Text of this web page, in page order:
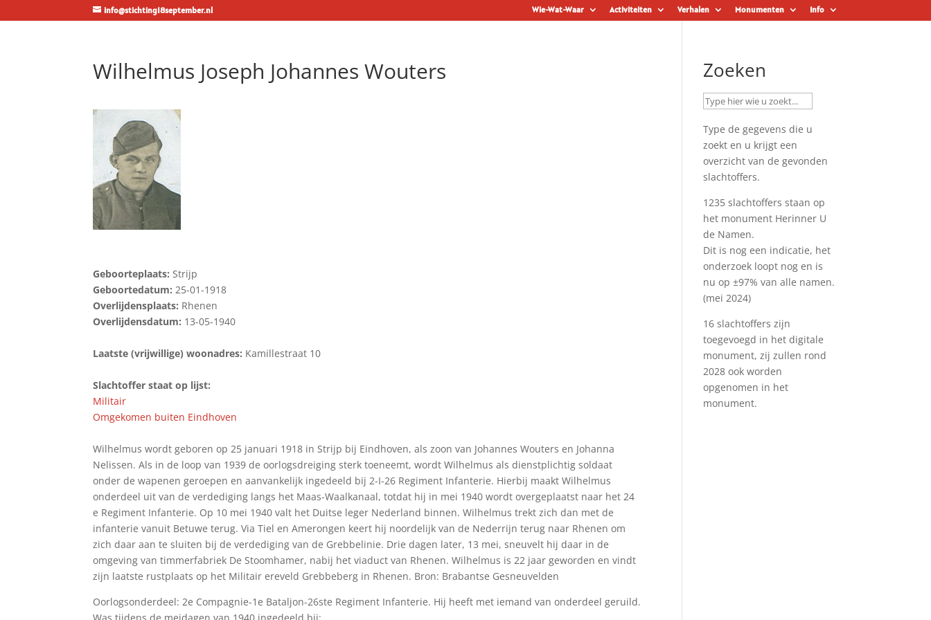
info@stichting18september.nl Wie-Wat-Waar Activiteiten Verhalen Monumenten Info
Wilhelmus Joseph Johannes Wouters
Geboorteplaats:Strijp
Geboortedatum:25-01-1918
Overlijdensplaats: Rhenen
Overlijdensdatum: 13-05-1940
Laatste (vrijwillige) woonadres: Kamillestraat 10
Slachtoffer staat op lijst:
Militair
Omgekomen buiten Eindhoven
Wilhelmus wordt geboren op 25 januari 1918 in Strijp bij Eindhoven, als zoon van Johannes Wouters en Johanna
Nelissen. Als in de loop van 1939 de oorlogsdreiging sterk toeneemt, wordt Wilhelmus als dienstplichtig soldaat
onder de wapenen geroepen en aanvankelijk ingedeeld bij 2-I-26 Regiment Infanterie. Hierbij maakt Wilhelmus
onderdeel uit van de verdediging langs het Maas-Waalkanaal, totdat hij in mei 1940 wordt overgeplaatst naar het 24
e Regiment Infanterie. Op 10 mei 1940 valt het Duitse leger Nederland binnen. Wilhelmus trekt zich dan met de
infanterie vanuit Betuwe terug. Via Tiel en Amerongen keert hij noordelijk van de Nederrijn terug naar Rhenen om
zich daar aan te sluiten bij de verdediging van de Grebbelinie. Drie dagen later, 13 mei, sneuvelt hij daar in de
omgeving van timmerfabriek De Stoomhamer, nabij het viaduct van Rhenen. Wilhelmus is 22 jaar geworden en vindt
zijn laatste rustplaats op het Militair ereveld Grebbeberg in Rhenen. Bron: Brabantse Gesneuvelden
Oorlogsonderdeel: 2e Compagnie-1e Bataljon-26ste Regiment Infanterie. Hij heeft met iemand van onderdeel geruild.
Zoeken
Type de gegevens die u
zoekt en u krijgt een
overzicht van de gevonden
slachtoffers.
1235 slachtoffers staan op
het monument Herinner U
de Namen.
Dit is nog een indicatie, het
onderzoek loopt nog en is
nu op ±97% van alle namen.
(mei 2024)
16 slachtoffers zijn
toegevoegd in het digitale
monument, zij zullen rond
2028 ook worden
opgenomen in het
monument.